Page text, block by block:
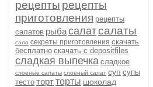
рецепты рецепты
приготовления рецепты
салатов рыбасалатсалаты
сало секреты приготовления скачать
бесплатно скачать с depositfiles
сладкая выпечка сладкое
слоеные салаты слоеный салат суп супы
тесто тортторты шоколад